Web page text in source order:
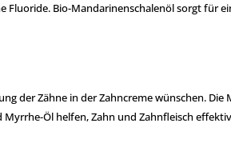
Fluoride. Bio-Mandarinenschalenöl sorgt für
der Zähne in der Zahncreme wünschen. Die
Öl helfen, Zahn und Zahnfleisch